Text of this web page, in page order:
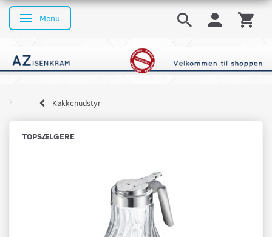
Skifte navigation
Menu
Køkkenudstyr
TOPSÆLGERE